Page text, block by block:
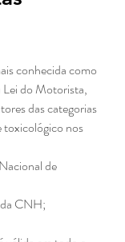
conhecida como
do Motorista,
das categorias
toxicológico nos
de
CNH;